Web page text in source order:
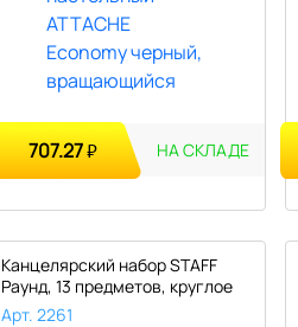
707.27₽ НА СКЛАДЕ
Канцелярский набор STAFF
Раунд, 13 предметов, круглое
о..
Арт. 2261